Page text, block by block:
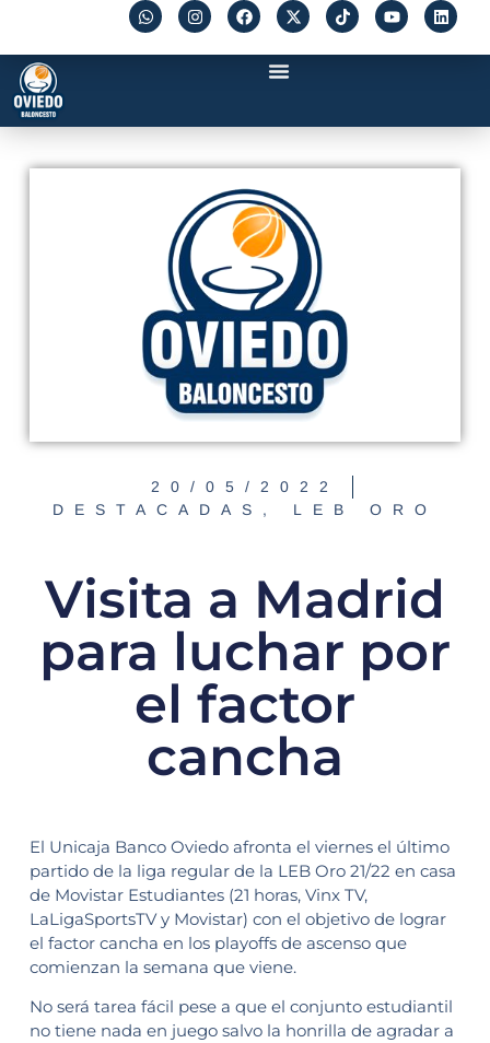
20/05/2022
DESTACADAS , LEB ORO
Visita a Madrid
para luchar por
el factor
cancha
El Unicaja Banco Oviedo afronta el viernes el último
partido de la liga regular de la LEB Oro 21/22 en casa
de Movistar Estudiantes (21 horas, Vinx TV,
LaLigaSportsTV y Movistar) con el objetivo de lograr
el factor cancha en los playoffs de ascenso que
comienzan la semana que viene.
No será tarea fácil pese a que el conjunto estudiantil
no tiene nada en juego salvo la honrilla de agradar a